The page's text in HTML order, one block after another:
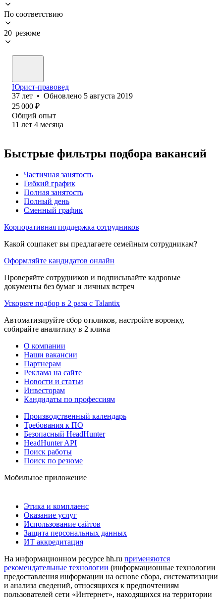
По соответствию
20 резюме
Юрист-правовед
37 лет • Обновлено 5 августа 2019
25 000 ₽
Общий опыт
11 лет 4 месяца
Быстрые фильтры подбора вакансий
Частичная занятость
Гибкий график
Полная занятость
Полный день
Сменный график
Корпоративная поддержка сотрудников
Какой соцпакет вы предлагаете семейным сотрудникам?
Оформляйте кандидатов онлайн
Проверяйте сотрудников и подписывайте кадровые
документы без бумаг и личных встреч
Ускорьте подбор в 2 раза с Talantix
Автоматизируйте сбор откликов, настройте воронку,
собирайте аналитику в 2 клика
О компании
Наши вакансии
Партнерам
Реклама на сайте
Новости и статьи
Инвесторам
Кандидаты по профессиям
Производственный календарь
Требования к ПО
Безопасный HeadHunter
HeadHunter API
Поиск работы
Поиск по резюме
Мобильное приложение
Этика и комплаенс
Оказание услуг
Использование сайтов
Защита персональных данных
ИТ аккредитация
На информационном ресурсе hh.ru применяются
рекомендательные технологии (информационные технологии
предоставления информации на основе сбора, систематизации
и анализа сведений, относящихся к предпочтениям
пользователей сети «Интернет», находящихся на территории